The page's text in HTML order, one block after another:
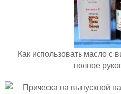
Как использовать масло с
полное